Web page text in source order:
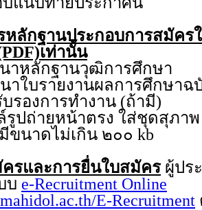
หลักฐานประกอบการสมัค
เท่านั้น
ลักฐานวุฒิการศึกษา
บรายงานผลการศึกษาฉ
งการทำงาน (ถ้ามี)
ยหน้าตรง ใส่ชุดสุภาพ ถ่
ขนาดไม่เกิน ๒๐๐ kb
รและการยื่นใบสมัครผู้ปร
บ e-Recruitment Online
E-Recruitment